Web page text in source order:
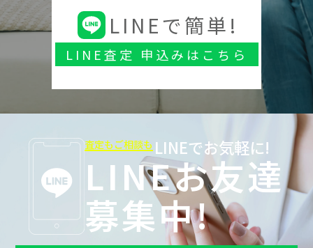
LINEで簡単!
LINE査定 申込みはこちら
査定もご相談も LINEでお気軽に!
LINEお友達
募集中!